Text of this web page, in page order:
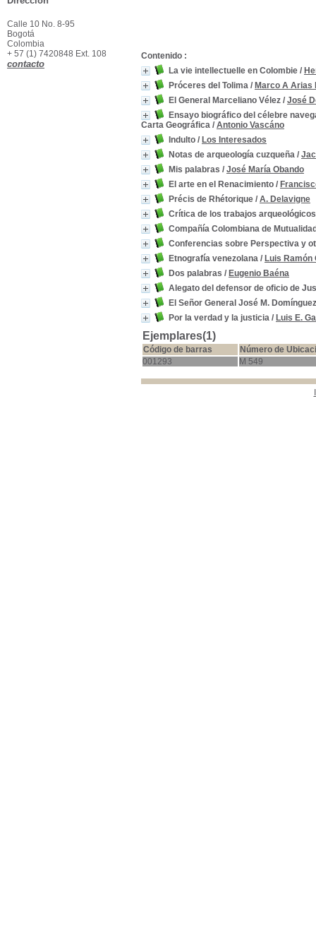
Contenido :
La vie intellectuelle en Colombie /
Próceres del Tolima / Marco A Arias
El General Marceliano Vélez / José
Ensayo biográfico del célebre
Carta Geográfica / Antonio Vascáno
Indulto / Los Interesados
Notas de arqueología cuzqueña /
Mis palabras / José María Obando
El arte en el Renacimiento /
Précis de Rhétorique / A. Delavigne
Crítica de los trabajos
Compañía Colombiana de
Conferencias sobre Perspectiva y
Etnografía venezolana / Luis Ramón
Dos palabras / Eugenio Baéna
Alegato del defensor de oficio de
El Señor General José M.
Por la verdad y la justicia / Luis E.
Ejemplares(1)
Código de barras
Número de
001293
M 549
Calle 10 No. 8-95
Bogotá
Colombia
+ 57 (1) 7420848 Ext. 108
contacto